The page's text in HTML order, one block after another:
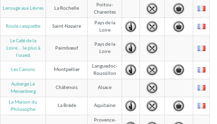
Lerouge aux Lèvres La Rochelle
Poitou-
Charentes
Roule casquette Saint-Nazaire
Pays de la
Loire
Le Café de la
Loire... le plus à
l'ouest
Paimbœuf
Pays de la
Loire
Les Canons Montpellier
Languedoc-
Roussillon
Auberge Le
Meisenberg
Châtenois Alsace
La Maison du
Philosophe
La Brède Aquitaine
Provence-